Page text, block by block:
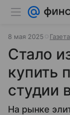
8 мая 2025
Стало
купить
студии
На рынке